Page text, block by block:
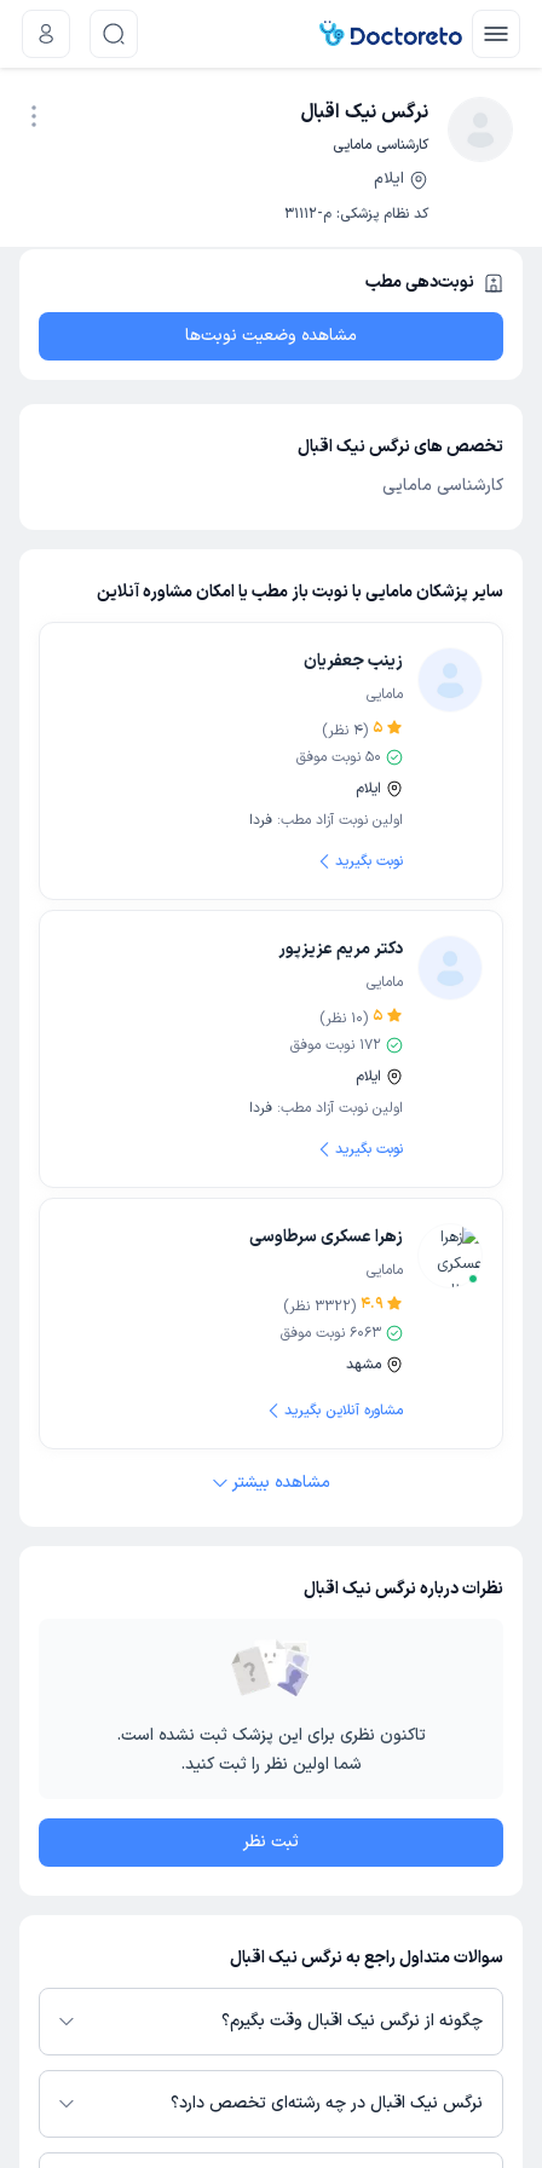
نرگس نیک اقبال
کارشناسی مامایی
ایلام
کد نظام پزشکی: م-31112
نوبت‌دهی مطب
مشاهده وضعیت نوبت‌ها
تخصص های نرگس نیک اقبال
کارشناسی مامایی
سایر پزشکان مامایی با نوبت باز مطب یا امکان مشاوره آنلاین
زینب جعفریان
مامایی
5
(
4 نظر)
50 نوبت موفق
ایلام
اولین نوبت آزاد مطب: فردا
نوبت بگیرید
دکتر مریم عزیزپور
مامایی
5
(
10 نظر)
172 نوبت موفق
ایلام
اولین نوبت آزاد مطب: فردا
نوبت بگیرید
زهرا عسکری سرطاوسی
مامایی
4.9
(
3322 نظر)
6063 نوبت موفق
مشهد
مشاوره آنلاین بگیرید
مشاهده بیشتر
نظرات درباره نرگس نیک اقبال
تاکنون نظری برای این پزشک ثبت نشده است.
شما اولین نظر را ثبت کنید.
ثبت نظر
سوالات متداول راجع به نرگس نیک اقبال
چگونه از نرگس نیک اقبال وقت بگیرم؟
در صورتی کهنرگس نیک اقبالدارای پروفایل فعال و نوبت‌دهی باز در پلتفرم
دکترتو باشند، می‌توانید از طریق این پلتفرم برای دریافت نوبت اقدام کنید. در
مطب، شماره تماس، برنامه حضور در مطب، تصاویر پزشک، ساعات کاری و سایر
نرگس نیک اقبال در چه رشته‌ای تخصص دارد؟
نرگس نیک اقبال در رشته‌های زیر (پیراپزشکی) تخصص دارند: